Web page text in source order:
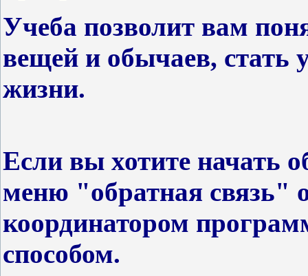
Учеба позволит вам
вещей и обычаев, стать
жизни.
Если вы хотите начать
меню "обратная связь"
координатором
способом.